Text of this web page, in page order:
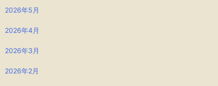
2026年5月
2026年4月
2026年3月
2026年2月